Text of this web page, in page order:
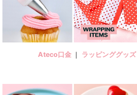
Ateco口金 ｜ ラッピンググッズ